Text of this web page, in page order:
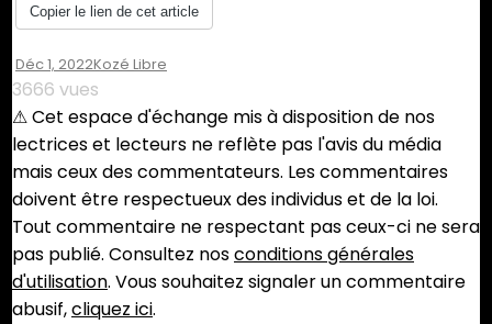
Copier le lien de cet article
Déc 1, 2022Un
Commentaire
Sur
Empoisonnement
Au
Chlordécone
:
Stop
Déni
De
Justice
Kozé Libre
3666 vues
⚠︎ Cet espace d'échange mis à disposition de nos
lectrices et lecteurs ne reflète pas l'avis du média
mais ceux des commentateurs. Les commentaires
doivent être respectueux des individus et de la loi.
Tout commentaire ne respectant pas ceux-ci ne sera
pas publié. Consultez nosconditions générales
d'utilisation. Vous souhaitez signaler un commentaire
abusif,cliquez ici.